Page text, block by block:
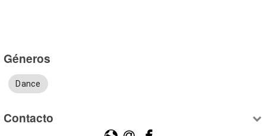
Géneros
Dance
Contacto